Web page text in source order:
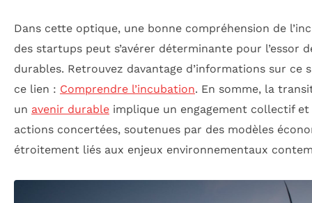
Dans cette optique, une bonne compréhension de
des startups peut s’avérer déterminante pour l’essor
durables. Retrouvez davantage d’informations sur ce
ce lien : Comprendre l’incubation. En somme, la
un avenir durable implique un engagement collectif et
actions concertées, soutenues par des modèles
étroitement liés aux enjeux environnementaux